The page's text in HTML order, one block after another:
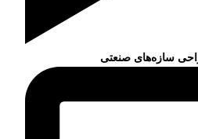
سازه‌های صنعتی